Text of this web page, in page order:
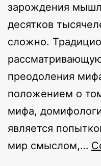
зарождения
десятков
сложно.
преодоления
положением о
мифа,
является
мир смыслом,…